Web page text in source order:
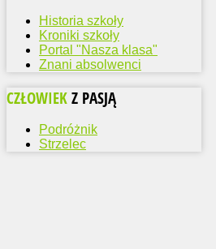
Historia szkoły
Kroniki szkoły
Portal "Nasza klasa"
Znani absolwenci
CZŁOWIEK Z PASJĄ
Podróżnik
Strzelec